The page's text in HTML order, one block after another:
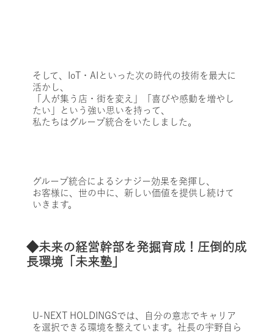
そして、IoT・AIといった次の時代の技術を最大に
活かし、
「人が集う店・街を変え」「喜びや感動を増やし
たい」という強い思いを持って、
私たちはグループ統合をいたしました。
グループ統合によるシナジー効果を発揮し、
お客様に、世の中に、新しい価値を提供し続けて
いきます。
◆未来の経営幹部を発掘育成！圧倒的成
長環境「未来塾」
U-NEXT HOLDINGSでは、自分の意志でキャリア
を選択できる環境を整えています。社長の宇野自ら